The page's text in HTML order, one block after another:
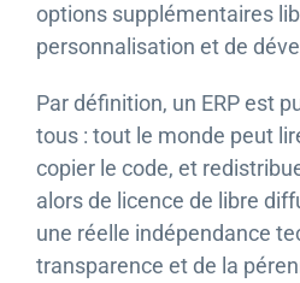
options supplémentaires
personnalisation et de
Par définition, un ERP est
tous : tout le monde peut
copier le code, et
alors de licence de libre
une réelle indépendance
transparence et de la